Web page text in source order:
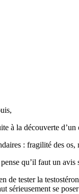
à la découverte
: fragilité des
qu’il faut un
de tester la
sérieusement se